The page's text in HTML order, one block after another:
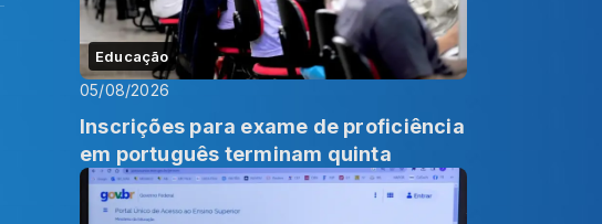
Educação
05/08/2026
Inscrições para exame de proficiência
em português terminam quinta